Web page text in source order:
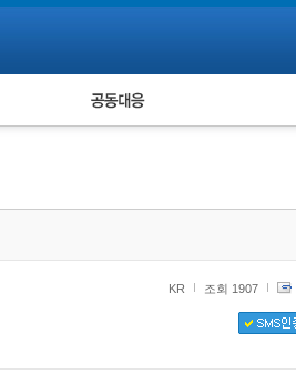
피해자 공동대응
KR 조회 1907